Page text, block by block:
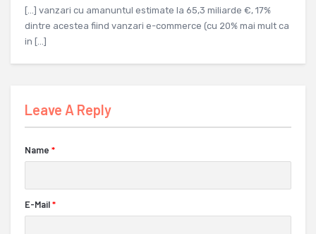
[…] vanzari cu amanuntul estimate la 65,3 miliarde €, 17%
dintre acestea fiind vanzari e-commerce (cu 20% mai mult ca
in […]
Leave A Reply
Name *
E-Mail*